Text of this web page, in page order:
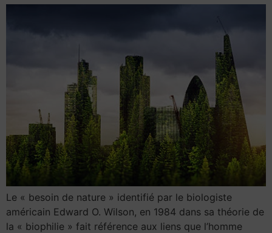
Le « besoin de nature » identifié par le biologiste
américain Edward O. Wilson, en 1984 dans sa théorie de
la « biophilie » fait référence aux liens que l’homme